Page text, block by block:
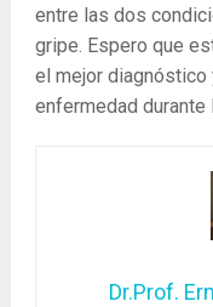
entre las dos
gripe. Espero que
el mejor diagnóstico
enfermedad durante
Dr.Prof.